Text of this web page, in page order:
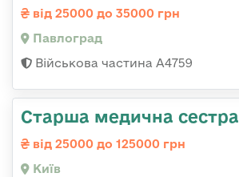
від 25000 до 35000 грн
Павлоград
Військова частина А4759
Старша медична сестра
від 25000 до 125000 грн
Київ